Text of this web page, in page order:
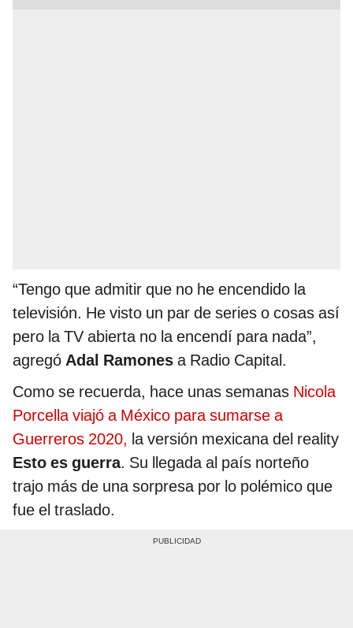
“Tengo que admitir que no he encendido la
televisión. He visto un par de series o cosas así
pero la TV abierta no la encendí para nada”,
agregó Adal Ramones a Radio Capital.
Como se recuerda, hace unas semanas Nicola
Porcella viajó a México para sumarse a
Guerreros 2020, la versión mexicana del reality
Esto es guerra. Su llegada al país norteño
trajo más de una sorpresa por lo polémico que
fue el traslado.